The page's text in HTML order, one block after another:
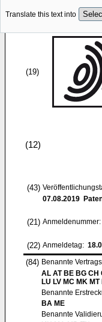
Translate this text into
(19)
(12)
(43)
07.08.2019
(21) Anmeldenummer:
(22) Anmeldetag:
(84) Benannte
AL AT BE BG CH
LU LV MC MK
Benannte
BA ME
Benannte